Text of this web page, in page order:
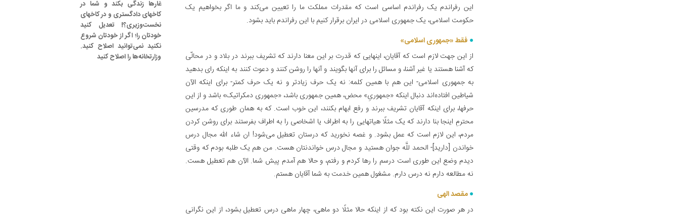
این رفراندم یک رفراندم اساسی است که مقدرات مملکت ما را تعیین می‌کند و ما اگر بخواهیم یک
حکومت اسلامی، یک جمهوری اسلامی در ایران برقرار کنیم با این رفراندم باید بشود.
فقط «جمهوری اسلامی»
از این جهت لازم است که آقایان، اینهایی که قدرت بر این معنا دارند که تشریف ببرند در بلاد و در محالّی
که آشنا هستند یا غیر آشنا، و مسائل را برای آنها بگویند و آنها را روشن کنند و دعوت کنند به اینکه رای بدهید
به جمهوری اسلامی- این هم با همین کلمه: نه یک حرف زیادتر و نه یک حرف کمتر- برای اینکه الآن
شیاطین افتاده‌اند دنبال اینکه «جمهوریِ» محض، همین جمهوری باشد، «جمهوری دمکراتیک» باشد و از این
حرفها، برای اینکه آقایان تشریف ببرند و رفع ابهام بکنند، این خوب است. که به همان طوری که مدرسین
محترمِ اینجا بنا دارند که یک مثلًا هیاتهایی را به اطراف یا اشخاصی‌ را به اطراف بفرستند برای روشن کردن
مردم، این لازم است که عمل بشود. و غصه نخورید که درستان تعطیل می‌شود! ان شاء الله مجال درس
خواندن [دارید]- الحمد للَّه جوان هستید و مجال درس خواندنتان هست. من هم یک طلبه بودم که وقتی
دیدم وضع این طوری است درسم را رها کردم و رفتم، و حالا هم آمدم پیش شما. الآن هم تعطیل هست.
نه مطالعه دارم نه درس دارم. مشغول همین خدمت به شما آقایان هستم.
مقصد الهی‌
در هر صورت این نکته بود که از اینکه حالا مثلًا دو ماهی، چهار ماهی درس تعطیل بشود، از این نگرانی
غارها زندگی بکند و شما در
کاخهای دادگستری و در کاخهای
نخست‌وزیری؟! تعدیل کنید
خودتان را؛ اگر از خودتان شروع
نکنید نمی‌توانید اصلاح کنید.
وزارتخانه‌ها را اصلاح کنید